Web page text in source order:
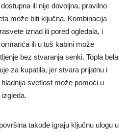
ili nije dovoljna, pravilno
može biti ključna. Kombinacija
iznad ili pored ogledala, i
ili u tuš kabini može
bez stvaranja senki. Topla bela
za kupatila, jer stvara prijatnu i
svetlost može pomoći u
takođe igraju ključnu ulogu u